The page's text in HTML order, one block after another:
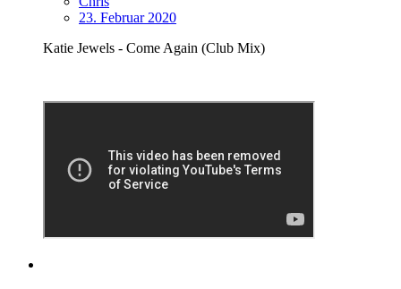
23. Februar 2020
Katie Jewels - Come Again (Club Mix)